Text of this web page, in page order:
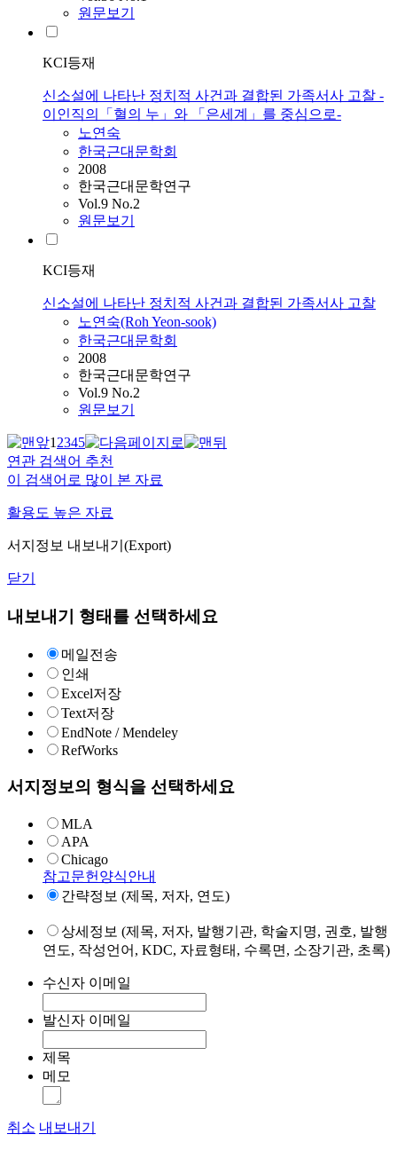
원문보기
KCI등재
신소설에 나타난 정치적 사건과 결합된 가족서사 고찰 -
이인직의「혈의 누」와 「은세계」를 중심으로-
노연숙
한국근대문학회
2008
한국근대문학연구
Vol.9 No.2
원문보기
KCI등재
신소설에 나타난 정치적 사건과 결합된 가족서사 고찰
노연숙(Roh Yeon-sook)
한국근대문학회
2008
한국근대문학연구
Vol.9 No.2
원문보기
12345
연관 검색어 추천
이 검색어로 많이 본 자료
활용도 높은 자료
서지정보 내보내기(Export)
닫기
내보내기 형태를 선택하세요
메일전송
인쇄
Excel저장
Text저장
EndNote / Mendeley
RefWorks
서지정보의 형식을 선택하세요
MLA
APA
Chicago
참고문헌양식안내
간략정보 (제목, 저자, 연도)
상세정보 (제목, 저자, 발행기관, 학술지명, 권호, 발행
연도, 작성언어, KDC, 자료형태, 수록면, 소장기관, 초록)
수신자 이메일
발신자 이메일
제목
메모
취소 내보내기